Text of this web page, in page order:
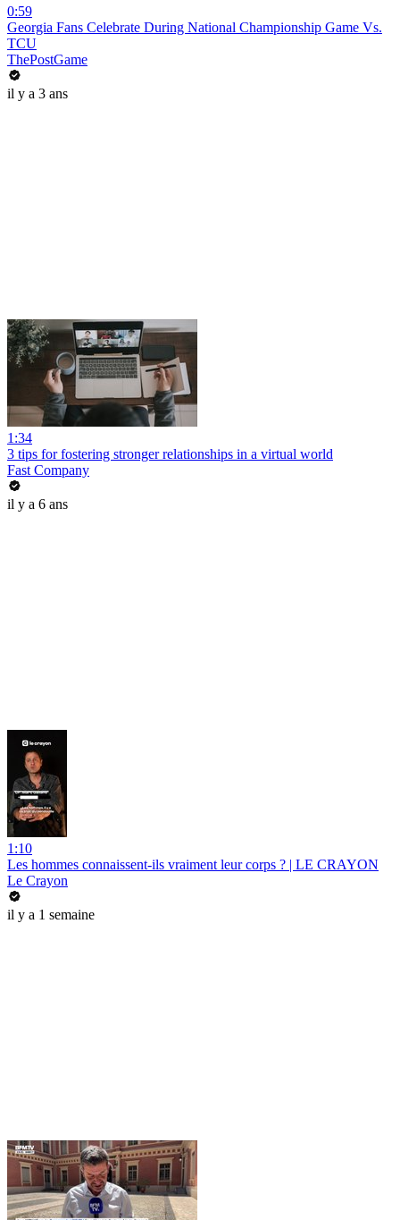
0:59
Georgia Fans Celebrate During National Championship Game Vs.
TCU
ThePostGame
il y a 3 ans
1:34
3 tips for fostering stronger relationships in a virtual world
Fast Company
il y a 6 ans
1:10
Les hommes connaissent-ils vraiment leur corps ? | LE CRAYON
Le Crayon
il y a 1 semaine